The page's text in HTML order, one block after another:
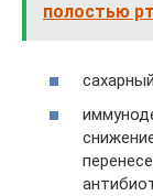
полостью